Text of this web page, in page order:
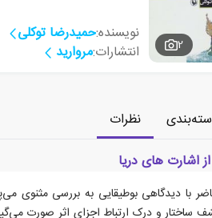
2
نویسنده:حمیدرضا توکلی
انتشارات:مروارید
نظرات
اشارت های دریا
با دیدگاهی بوطیقایی به بررسی مثنوی
ساختار و درک ارتباط اجزای اثر صورت